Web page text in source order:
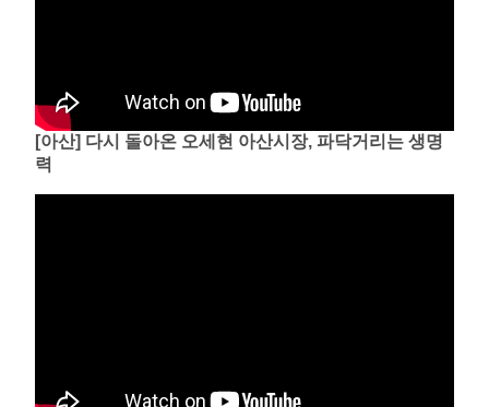
[아산] 다시 돌아온 오세현 아산시장, 파닥거리는 생명
력